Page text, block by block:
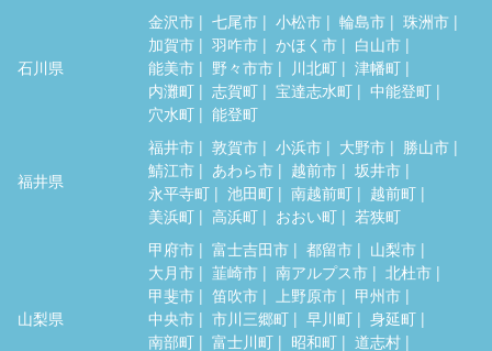
石川県
金沢市 七尾市 小松市 輪島市
珠洲市
加賀市
羽咋市 かほく市
白山市
能美市
野々市市 川北町
津幡町
内灘町
志賀町 宝達志水町
中能登町
穴水町
能登町
福井県
福井市 敦賀市 小浜市 大野市
勝山市
鯖江市
あわら市 越前市
坂井市
永平寺町
池田町 南越前町
越前町
美浜町
高浜町 おおい町 若狭町
山梨県
甲府市 富士吉田市 都留市
山梨市
大月市
韮崎市 南アルプス市
北杜市
甲斐市
笛吹市 上野原市
甲州市
中央市
市川三郷町 早川町
身延町
南部町
富士川町 昭和町
道志村